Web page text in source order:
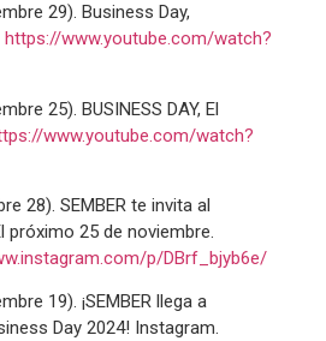
29). Business Day,
https://www.youtube.com/watch?
25). BUSINESS DAY, El
www.youtube.com/watch?
28). SEMBER te invita al
próximo 25 de noviembre.
p/DBrf_bjyb6e/
19). ¡SEMBER llega a
Day 2024! Instagram.